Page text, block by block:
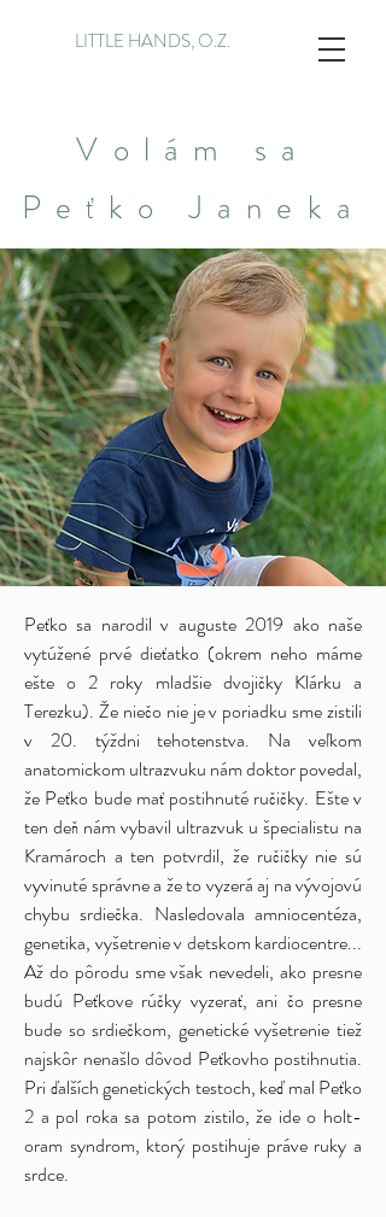
LITTLE HANDS, O.Z.
Volám sa
Peťko Janeka
Peťko sa narodil v auguste 2019 ako naše
vytúžené prvé dieťatko (okrem neho máme
ešte o 2 roky mladšie dvojičky Klárku a
Terezku). Že niečo nie je v poriadku sme zistili
v 20. týždni tehotenstva. Na veľkom
anatomickom ultrazvuku nám doktor povedal,
že Peťko bude mať postihnuté ručičky. Ešte v
ten deň nám vybavil ultrazvuk u špecialistu na
Kramároch a ten potvrdil, že ručičky nie sú
vyvinuté správne a že to vyzerá aj na vývojovú
chybu srdiečka. Nasledovala amniocentéza,
genetika, vyšetrenie v detskom kardiocentre...
Až do pôrodu sme však nevedeli, ako presne
budú Peťkove rúčky vyzerať, ani čo presne
bude so srdiečkom, genetické vyšetrenie tiež
najskôr nenašlo dôvod Peťkovho postihnutia.
Pri ďalších genetických testoch, keď mal Peťko
2 a pol roka sa potom zistilo, že ide o holt-
oram syndrom, ktorý postihuje práve ruky a
srdce.